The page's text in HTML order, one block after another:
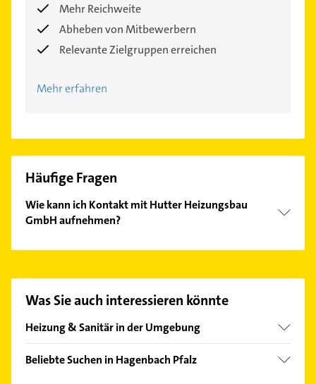
Mehr Reichweite
Abheben von Mitbewerbern
Relevante Zielgruppen erreichen
Mehr erfahren
Häufige Fragen
Wie kann ich Kontakt mit Hutter Heizungsbau
GmbH aufnehmen?
Kontaktmöglichkeiten wie Adresse oder Mail in
finden Sie alleKontaktdaten.
Was Sie auch interessieren könnte
Heizung & Sanitär in der Umgebung
Wörth am Rhein
Beliebte Suchen in Hagenbach Pfalz